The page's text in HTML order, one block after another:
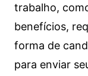
trabalho,
benefícios,
forma de
para enviar